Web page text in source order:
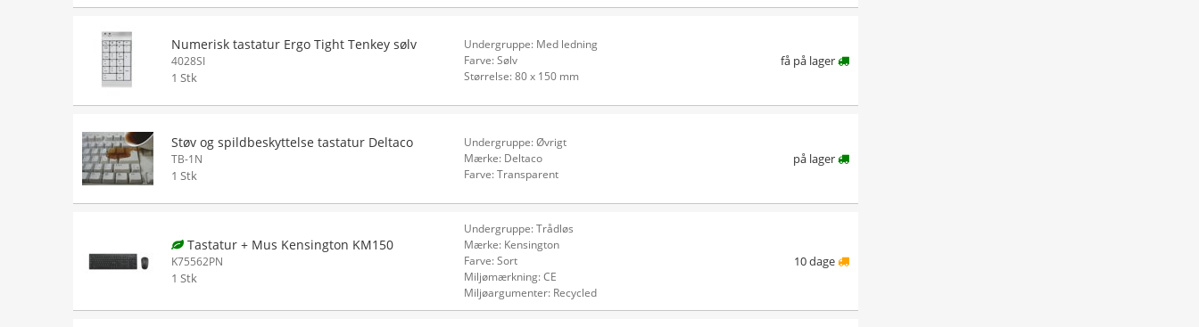
Numerisk tastatur Ergo Tight Tenkey sølv
4028SI
1 Stk
Undergruppe: Med ledning
Farve: Sølv
Størrelse: 80 x 150 mm
få på lager
Støv og spildbeskyttelse tastatur Deltaco
TB-1N
1 Stk
Undergruppe: Øvrigt
Mærke: Deltaco
Farve: Transparent
på lager
Tastatur + Mus Kensington KM150
K75562PN
1 Stk
Undergruppe: Trådløs
Mærke: Kensington
Farve: Sort
Miljømærkning: CE
Miljøargumenter: Recycled
10 dage